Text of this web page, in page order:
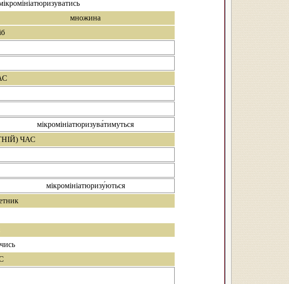
множина
мікромініатюризува́тимуться
ЧАС
мікромініатюризу́ються